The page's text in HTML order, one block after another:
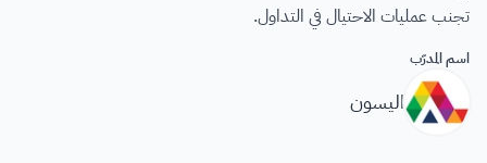
تجنب عمليات الاحتيال في التداول.
اسم المدرّب
اليسون